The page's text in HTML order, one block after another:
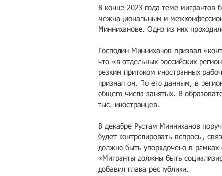
В конце 2023 года теме мигрантов
межнациональным и
Минниханове. Одно из них
Господин Минниханов призвал
что «в отдельных российских
резким притоком иностранных
признал он. По его данным, в
общего числа занятых. В
тыс. иностранцев.
В декабре Рустам Минниханов
будет контролировать вопросы,
должно быть упорядочено в
«Мигранты должны быть
добавил глава республики.